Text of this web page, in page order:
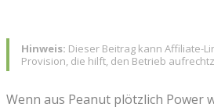
Hinweis: Dieser Beitrag kann Affiliate-
Provision, die hilft, den Betrieb
Wenn aus Peanut plötzlich Power